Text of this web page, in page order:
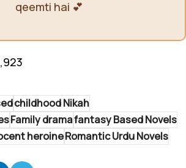
qeemti hai 💕
childhood Nikah
Family dramafantasy Based Novels
heroineRomantic Urdu Novels